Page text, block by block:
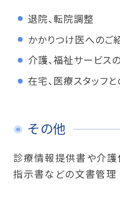
退院、転院調整
かかりつけ医へのご
介護、福祉サービス
在宅、医療スタッフ
その他
診療情報提供書や介
指示書などの文書管理